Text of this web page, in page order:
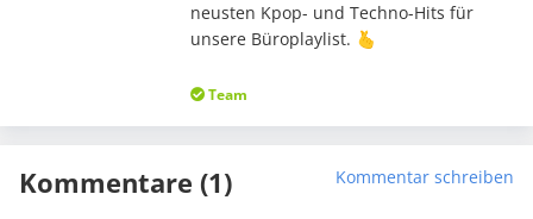
neusten Kpop- und Techno-Hits für
unsere Büroplaylist. 🫰
Team
Kommentare (1) Kommentar schreiben